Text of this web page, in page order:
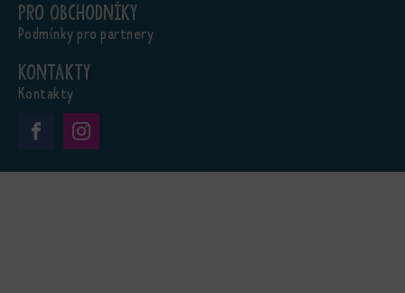
Pro obchodníky
Podmínky pro partnery
Kontakty
Kontakty